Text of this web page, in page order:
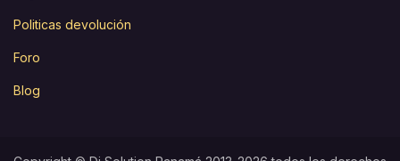
Politicas devolución
Foro
Blog